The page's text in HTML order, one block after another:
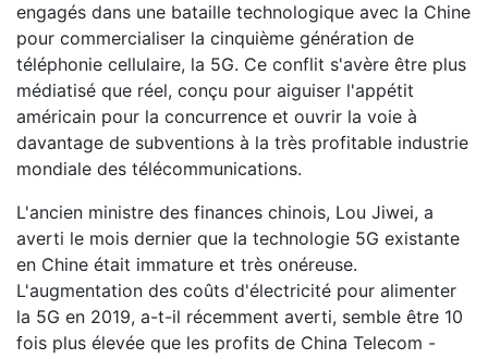
engagés dans une bataille technologique avec la Chine
pour commercialiser la cinquième génération de
téléphonie cellulaire, la 5G. Ce conflit s'avère être plus
médiatisé que réel, conçu pour aiguiser l'appétit
américain pour la concurrence et ouvrir la voie à
davantage de subventions à la très profitable industrie
mondiale des télécommunications.
L'ancien ministre des finances chinois, Lou Jiwei, a
averti le mois dernier que la technologie 5G existante
en Chine était immature et très onéreuse.
L'augmentation des coûts d'électricité pour alimenter
la 5G en 2019, a-t-il récemment averti, semble être 10
fois plus élevée que les profits de China Telecom -